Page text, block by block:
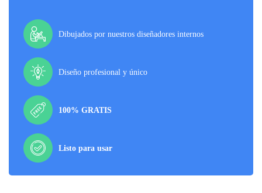
Dibujados por nuestros diseñadores internos
Diseño profesional y único
100% GRATIS
Listo para usar